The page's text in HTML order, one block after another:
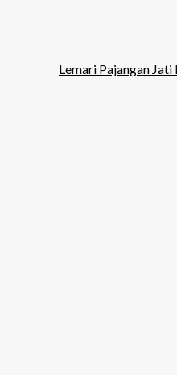
Lemari Pajangan Jati